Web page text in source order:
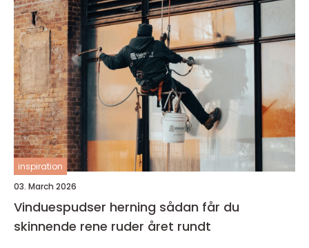
inspiration
03. March 2026
Vinduespudser herning sådan får du
skinnende rene ruder året rundt